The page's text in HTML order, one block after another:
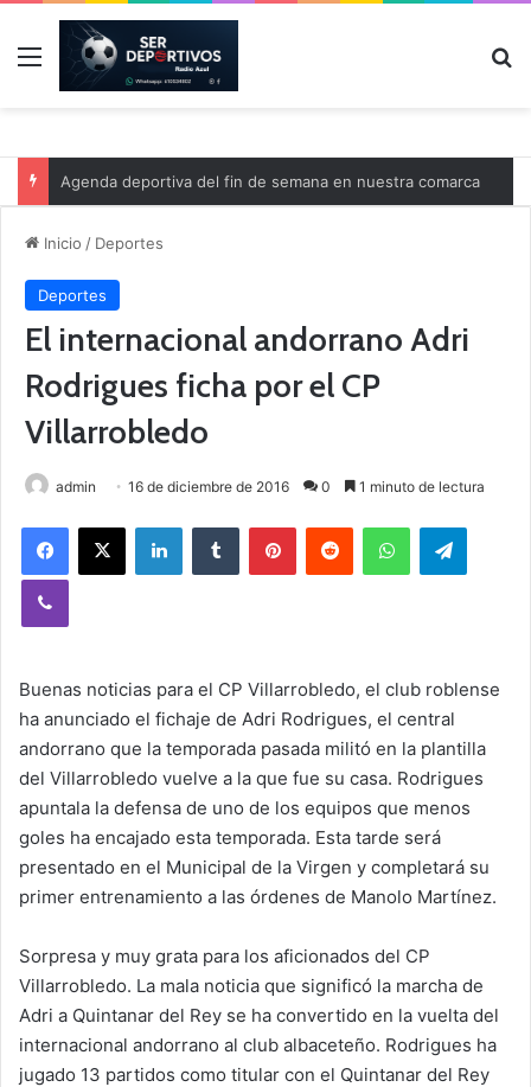
Menú
Agenda deportiva del fin de semana en nuestra comarca
Inicio / Deportes
Deportes
El internacional andorrano Adri
Rodrigues ficha por el CP
Villarrobledo
admin 16 de diciembre de 2016 0 1 minuto de lectura
Buenas noticias para el CP Villarrobledo, el club roblense
ha anunciado el fichaje de Adri Rodrigues, el central
andorrano que la temporada pasada militó en la plantilla
del Villarrobledo vuelve a la que fue su casa. Rodrigues
apuntala la defensa de uno de los equipos que menos
goles ha encajado esta temporada. Esta tarde será
presentado en el Municipal de la Virgen y completará su
primer entrenamiento a las órdenes de Manolo Martínez.
Sorpresa y muy grata para los aficionados del CP
Villarrobledo. La mala noticia que significó la marcha de
Adri a Quintanar del Rey se ha convertido en la vuelta del
internacional andorrano al club albaceteño. Rodrigues ha
jugado 13 partidos como titular con el Quintanar del Rey